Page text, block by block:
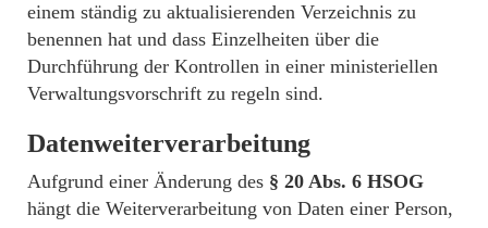
einem ständig zu aktualisierenden Verzeichnis zu
benennen hat und dass Einzelheiten über die
Durchführung der Kontrollen in einer ministeriellen
Verwaltungsvorschrift zu regeln sind.
Datenweiterverarbeitung
Aufgrund einer Änderung des § 20 Abs. 6 HSOG
hängt die Weiterverarbeitung von Daten einer Person,